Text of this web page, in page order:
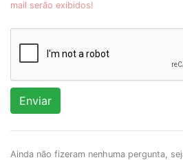
mail serão exibidos!
Enviar
Ainda não fizeram nenhuma pergunta,